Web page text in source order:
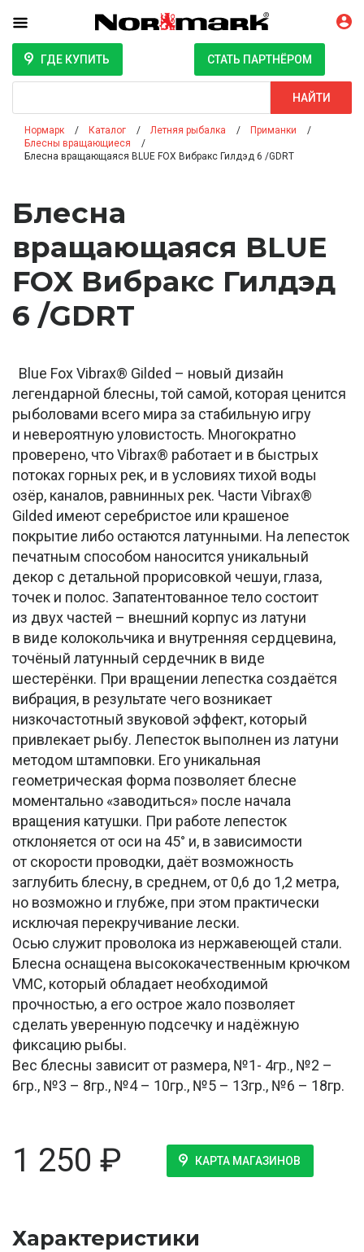
ГДЕ КУПИТЬ СТАТЬ ПАРТНЁРОМ
НАЙТИ
Нормарк Каталог Летняя рыбалка
Приманки
Блесны вращающиеся
Блесна вращающаяся BLUE FOX Вибракс Гилдэд 6 /GDRT
Блесна
вращающаяся BLUE
FOX Вибракс Гилдэд
6 /GDRT
Blue Fox Vibrax® Gilded – новый дизайн
легендарной блесны, той самой, которая ценится
рыболовами всего мира за стабильную игру
и невероятную уловистость. Многократно
проверено, что Vibrax® работает и в быстрых
потоках горных рек, и в условиях тихой воды
озёр, каналов, равнинных рек. Части Vibrax®
Gilded имеют серебристое или крашеное
покрытие либо остаются латунными. На лепесток
печатным способом наносится уникальный
декор с детальной прорисовкой чешуи, глаза,
точек и полос. Запатентованное тело состоит
из двух частей – внешний корпус из латуни
в виде колокольчика и внутренняя сердцевина,
точёный латунный сердечник в виде
шестерёнки. При вращении лепестка создаётся
вибрация, в результате чего возникает
низкочастотный звуковой эффект, который
привлекает рыбу. Лепесток выполнен из латуни
методом штамповки. Его уникальная
геометрическая форма позволяет блесне
моментально «заводиться» после начала
вращения катушки. При работе лепесток
отклоняется от оси на 45° и, в зависимости
от скорости проводки, даёт возможность
заглубить блесну, в среднем, от 0,6 до 1,2 метра,
но возможно и глубже, при этом практически
исключая перекручивание лески.
Осью служит проволока из нержавеющей стали.
Блесна оснащена высококачественным крючком
VMC, который обладает необходимой
прочностью, а его острое жало позволяет
сделать уверенную подсечку и надёжную
фиксацию рыбы.
Вес блесны зависит от размера, №1- 4гр., №2 –
6гр., №3 – 8гр., №4 – 10гр., №5 – 13гр., №6 – 18гр.
1 250 ₽ КАРТА МАГАЗИНОВ
Характеристики